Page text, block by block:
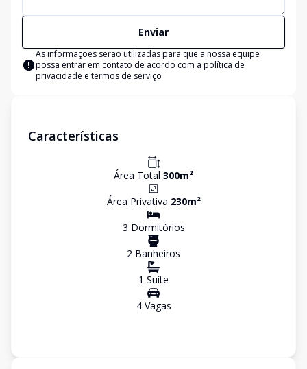
Enviar
As informações serão utilizadas para que a nossa equipe
possa entrar em contato de acordo com a política de
privacidade e termos de serviço
Características
Área Total 300m²
Área Privativa 230m²
3 Dormitórios
2 Banheiros
1 Suíte
4Vagas